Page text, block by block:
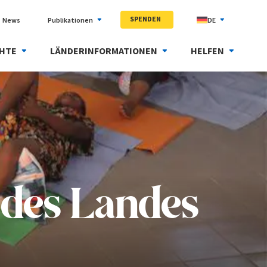
News Publikationen SPENDEN DE
LÄNDERINFORMATIONEN HELFEN
Landes